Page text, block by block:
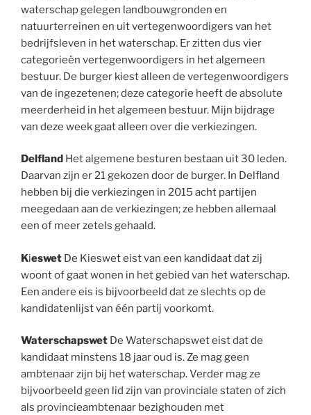
waterschap gelegen landbouwgronden en
natuurterreinen en uit vertegenwoordigers van het
bedrijfsleven in het waterschap. Er zitten dus vier
categorieën vertegenwoordigers in het algemeen
bestuur. De burger kiest alleen de vertegenwoordigers
van de ingezetenen; deze categorie heeft de absolute
meerderheid in het algemeen bestuur. Mijn bijdrage
van deze week gaat alleen over die verkiezingen.
Delfland Het algemene besturen bestaan uit 30 leden.
Daarvan zijn er 21 gekozen door de burger. In Delfland
hebben bij die verkiezingen in 2015 acht partijen
meegedaan aan de verkiezingen; ze hebben allemaal
een of meer zetels gehaald.
Kieswet De Kieswet eist van een kandidaat dat zij
woont of gaat wonen in het gebied van het waterschap.
Een andere eis is bijvoorbeeld dat ze slechts op de
kandidatenlijst van één partij voorkomt.
Waterschapswet De Waterschapswet eist dat de
kandidaat minstens 18 jaar oud is. Ze mag geen
ambtenaar zijn bij het waterschap. Verder mag ze
bijvoorbeeld geen lid zijn van provinciale staten of zich
als provincieambtenaar bezighouden met